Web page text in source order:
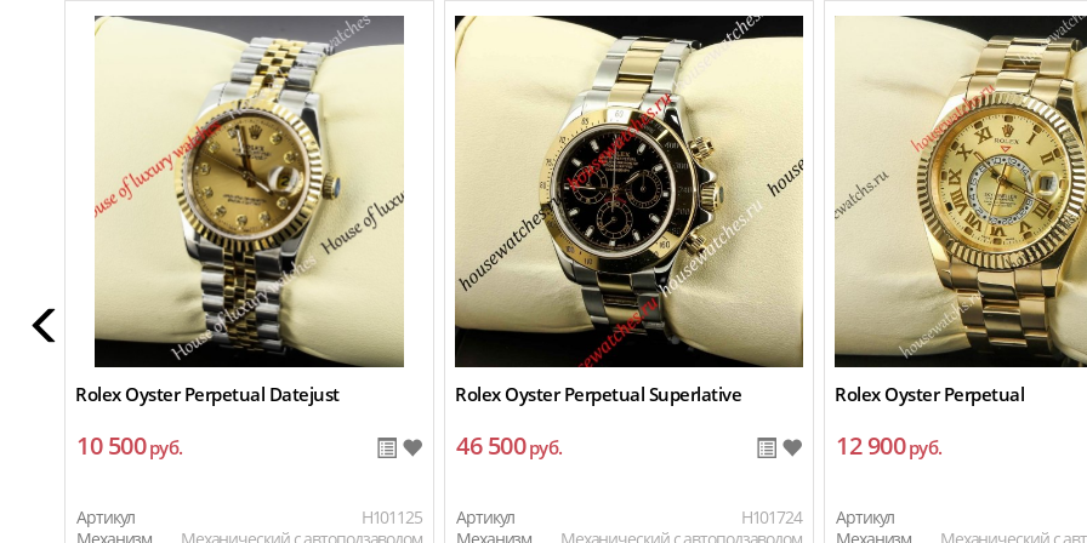
Rolex Oyster Perpetual Datejust
10 500руб.
Артикул
H101125
Rolex Oyster Perpetual Superlative
46 500руб.
Артикул
H101724
Rolex Oyster Perpetual
12 900руб.
Артикул